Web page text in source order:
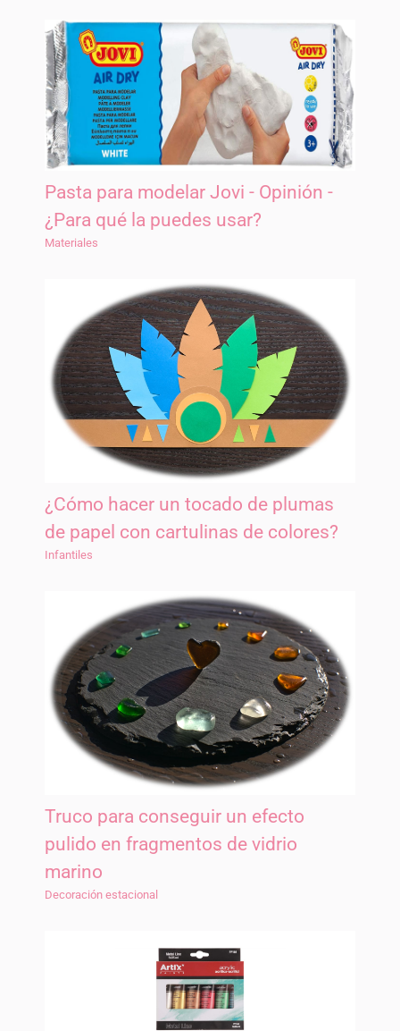
Pasta para modelar Jovi - Opinión -
¿Para qué la puedes usar?
Materiales
¿Cómo hacer un tocado de plumas
de papel con cartulinas de colores?
Infantiles
Truco para conseguir un efecto
pulido en fragmentos de vidrio
marino
Decoración estacional